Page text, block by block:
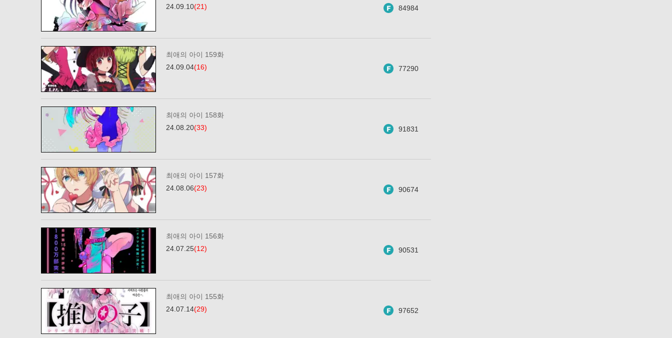
24.09.10(21) 84984
최애의 아이 159화
24.09.04(16) 77290
최애의 아이 158화
24.08.20(33) 91831
최애의 아이 157화
24.08.06(23) 90674
최애의 아이 156화
24.07.25(12) 90531
최애의 아이 155화
24.07.14(29) 97652